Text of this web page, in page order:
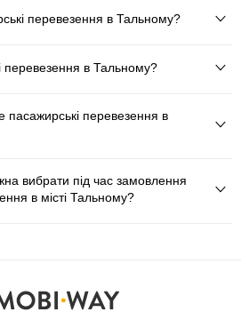
перевезення в Тальному?
перевезення в Тальному?
перевезення в
вибрати під час замовлення
в місті Тальному?